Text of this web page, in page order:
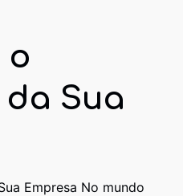
o
Sua
Empresa No mundo